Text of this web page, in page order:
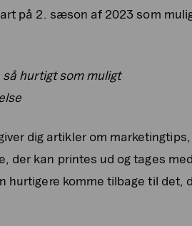
på 2. sæson af 2023 som
hurtigt som muligt
dig artikler om
der kan printes ud og tages
hurtigere komme tilbage til det,